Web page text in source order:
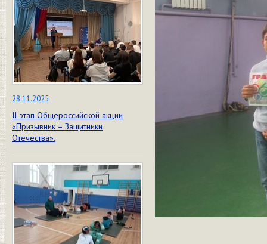
28.11.2025
II этап Общероссийской акции
«Призывник – Защитники
Отечества».